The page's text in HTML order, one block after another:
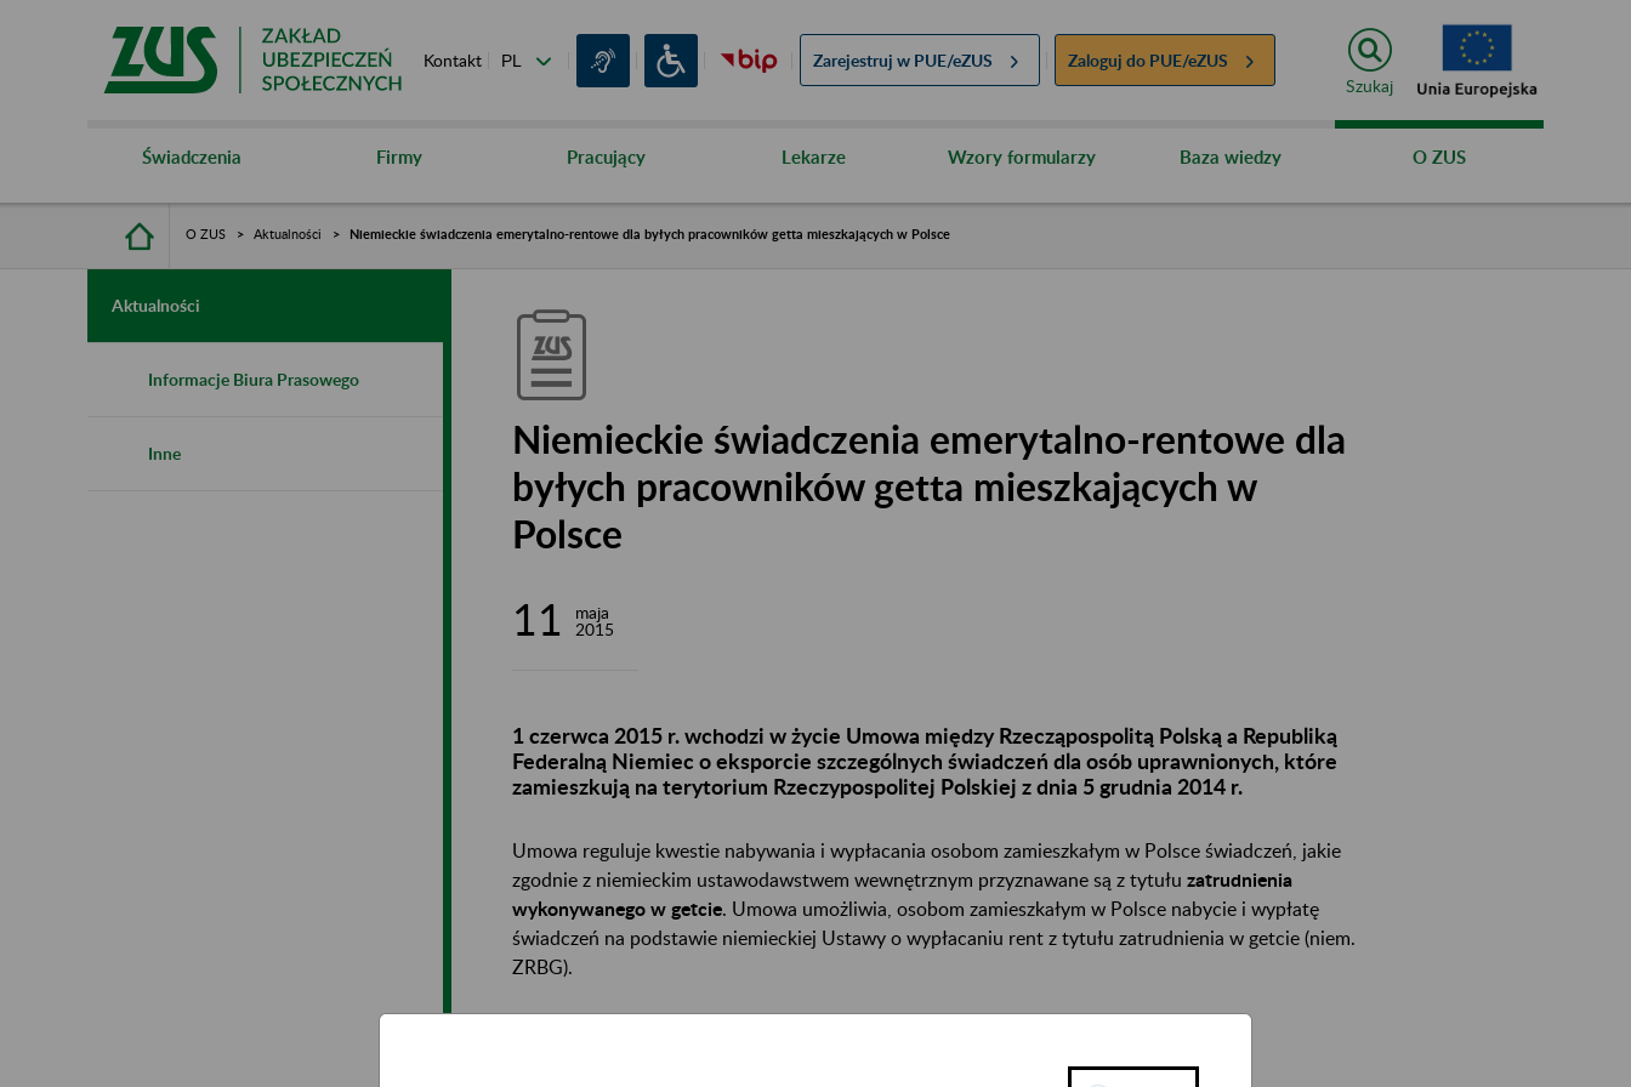
Kontakt Zarejestruj w PUE/eZUS Zaloguj do PUE/eZUS
Szukaj
Świadczenia Firmy Pracujący Lekarze Wzory formularzy Baza wiedzy O ZUS
O ZUS Aktualności Niemieckie świadczenia emerytalno-rentowe dla byłych pracowników getta mieszkających w Polsce
Aktualności
Informacje Biura Prasowego
Inne
Niemieckie świadczenia emerytalno-rentowe dla
byłych pracowników getta mieszkających w
Polsce
11
maja
2015
1 czerwca 2015 r. wchodzi w życie Umowa między Rzecząpospolitą Polską a Republiką
Federalną Niemiec o eksporcie szczególnych świadczeń dla osób uprawnionych, które
zamieszkują na terytorium Rzeczypospolitej Polskiej z dnia 5 grudnia 2014 r.
Umowa reguluje kwestie nabywania i wypłacania osobom zamieszkałym w Polsce świadczeń, jakie
zgodnie z niemieckim ustawodawstwem wewnętrznym przyznawane są z tytułu zatrudnienia
wykonywanego w getcie. Umowa umożliwia, osobom zamieszkałym w Polsce nabycie i wypłatę
świadczeń na podstawie niemieckiej Ustawy o wypłacaniu rent z tytułu zatrudnienia w getcie (niem.
ZRBG).